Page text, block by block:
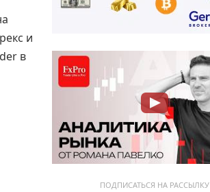
и
в
ПОДПИСАТЬСЯ НА РАССЫЛКУ